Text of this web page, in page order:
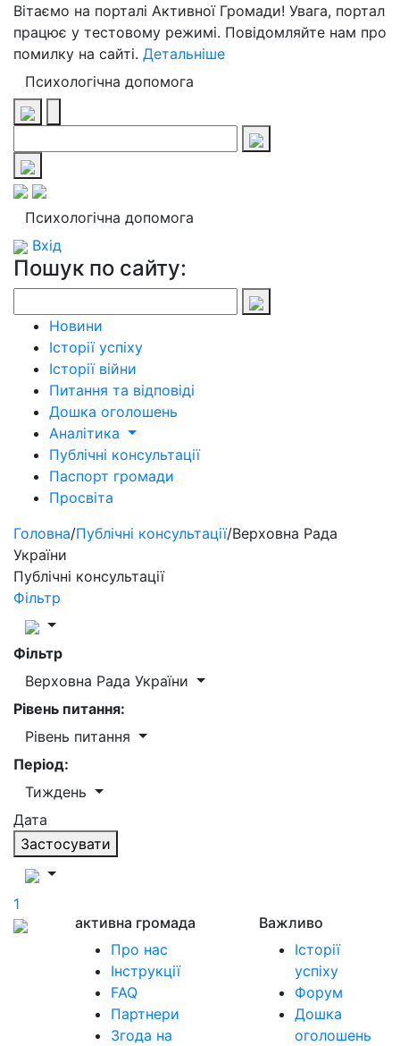
Вітаємо на порталі Активної Громади! Увага, портал
працює у тестовому режимі. Повідомляйте нам про
помилку на сайті. Детальніше
Психологічна допомога
Психологічна допомога
Вхід
Пошук по сайту:
Новини
Історії успіху
Історії війни
Питання та відповіді
Дошка оголошень
Аналітика
Публічні консультації
Паспорт громади
Просвіта
Головна/Публічні консультації/Верховна Рада
України
Публічні консультації
Фільтр
Фільтр
Верховна Рада України
Рівень питання:
Рівень питання
Період:
Тиждень
Дата
Застосувати
1
активна громада
Про нас
Інструкції
FAQ
Партнери
Згода на
Важливо
Історії
успіху
Форум
Дошка
оголошень